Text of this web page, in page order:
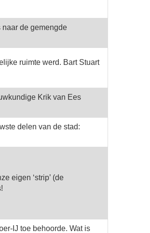
naar de gemengde
ruimte werd. Bart Stuart
Krik van Ees
delen van de stad:
eigen ‘strip’ (de
IJ toe behoorde. Wat is